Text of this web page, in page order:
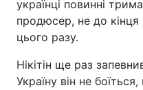
українці повинні
продюсер, не до
цього разу.
Нікітін ще раз
Україну він не